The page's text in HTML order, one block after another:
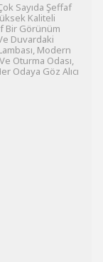
Sayıda Şeffaf
Kaliteli
Bir Görünüm
Duvardaki
Modern
Oturma Odası,
Odaya Göz Alıcı